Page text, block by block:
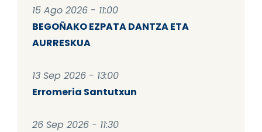
15 Ago 2026 - 11:00
BEGOÑAKO EZPATA DANTZA ETA
AURRESKUA
13 Sep 2026 - 13:00
Erromeria Santutxun
26 Sep 2026 - 11:30